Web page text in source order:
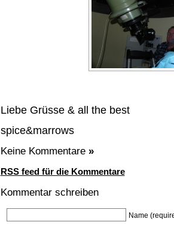
Liebe Grüsse & all the best
spice&marrows
Keine Kommentare »
RSS feed für die Kommentare
Kommentar schreiben
Name